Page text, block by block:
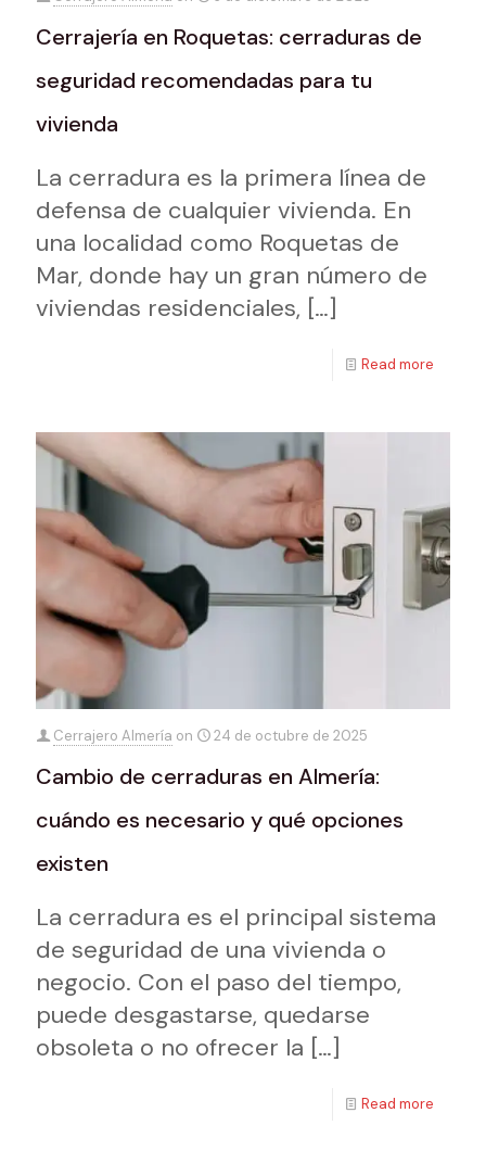
Cerrajería en Roquetas: cerraduras de
seguridad recomendadas para tu
vivienda
La cerradura es la primera línea de
defensa de cualquier vivienda. En
una localidad como Roquetas de
Mar, donde hay un gran número de
viviendas residenciales, […]
Read more
Cerrajero Almería on 24 de octubre de 2025
Cambio de cerraduras en Almería:
cuándo es necesario y qué opciones
existen
La cerradura es el principal sistema
de seguridad de una vivienda o
negocio. Con el paso del tiempo,
puede desgastarse, quedarse
obsoleta o no ofrecer la […]
Read more